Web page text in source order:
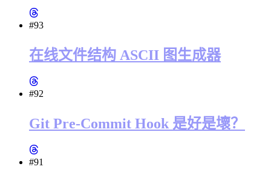
#93
在线文件结构 ASCII 图生成器
#92
Git Pre-Commit Hook 是好是壞？
#91